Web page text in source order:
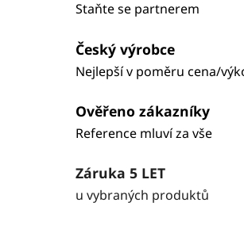
Staňte se partnerem
Český výrobce
Nejlepší v poměru cena/
Ověřeno zákazníky
Reference mluví za vše
Záruka 5 LET
u vybraných produktů